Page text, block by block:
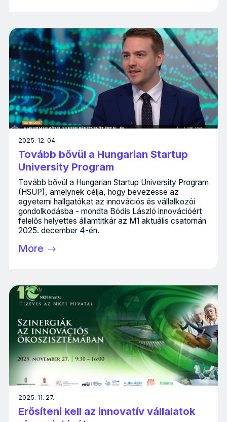
2025. 12. 04.
Tovább bővül a Hungarian Startup
University Program
Tovább bővül a Hungarian Startup University Program
(HSUP), amelynek célja, hogy bevezesse az
egyetemi hallgatókat az innovációs és vállalkozói
gondolkodásba - mondta Bódis László innovációért
felelős helyettes államtitkár az M1 aktuális csatornán
2025. december 4-én.
More
2025. 11. 27.
Erősíteni kell az innovatív vállalatok